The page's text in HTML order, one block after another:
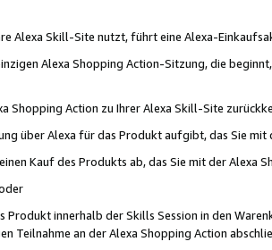
Alexa Skill-Site nutzt, führt eine Alexa-
Alexa Shopping Action-Sitzung, die
Shopping Action zu Ihrer Alexa Skill-Site
über Alexa für das Produkt aufgibt, das Sie mit
Kauf des Produkts ab, das Sie mit der Alexa
innerhalb der Skills Session in den
Teilnahme an der Alexa Shopping Action